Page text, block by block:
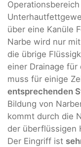
über eine Kanüle
Narbe wird nur
die übrige
einer Drainage
muss für einige
entsprechenden
Bildung von
kommt durch die
der überflüssigen
Der Eingriff ist